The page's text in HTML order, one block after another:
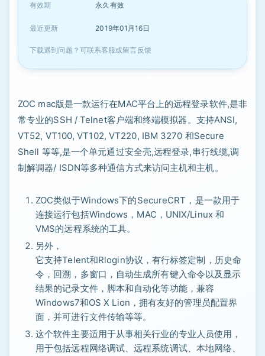
有效期 永久有效
最近更新 2019年01月16日
下载遇到问题？可联系客服或留言反馈
ZOC mac版是一款运行在MAC平台上的远程登录软件,是非
常专业的SSH / Telnet客户端和终端模拟器。支持ANSI,
VT52, VT100, VT102, VT220, IBM 3270 和Secure
Shell 等等,是一个单元通过安全壳,远程登录,串行线缆,调
制解调器/ ISDN等多种通信方式来访问主机和主机。
ZOC类似于Windows下的SecureCRT，是一款用于
连接运行包括Windows，MAC，UNIX/Linux 和
VMS的远程系统的工具。
另外，
它支持Telent和Rlogin协议，有行标签定制，历史命
令，回溯，多窗口，自动生成所有键入命令以及显示
结果的记录文件，脚本和自动化等功能，兼容
Windows7和OS X Lion，拥有友好的管理员配置界
面，并可进行文件传输等等。
这个软件主要适用于从事相关行业的专业人员使用，
用于包括远程网络调试、远程系统调试、本地网络、